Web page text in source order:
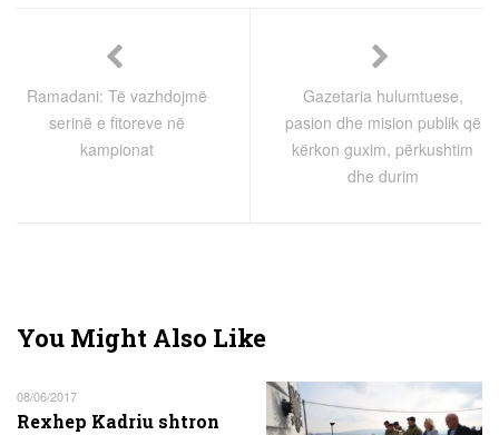
Ramadani: Të vazhdojmë
serinë e fitoreve në
kampionat
Gazetaria hulumtuese,
pasion dhe mision publik që
kërkon guxim, përkushtim
dhe durim
You Might Also Like
08/06/2017
Rexhep Kadriu shtron